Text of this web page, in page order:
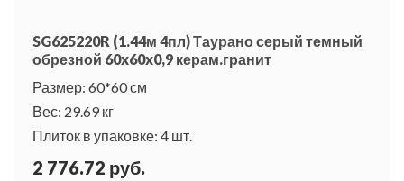
SG625220R (1.44м 4пл) Таурано серый темный
обрезной 60x60x0,9 керам.гранит
Размер: 60*60 см
Вес: 29.69 кг
Плиток в упаковке: 4 шт.
2 776.72 руб.